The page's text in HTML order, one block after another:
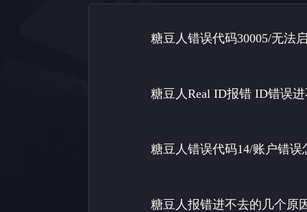
糖豆人错误代码30005/无法
糖豆人Real ID报错 ID错误
糖豆人错误代码14/账户错误
糖豆人报错进不去的几个原